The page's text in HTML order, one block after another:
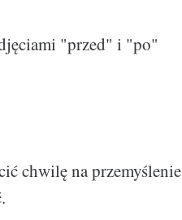
"przed" i "po"
chwilę na przemyślenie